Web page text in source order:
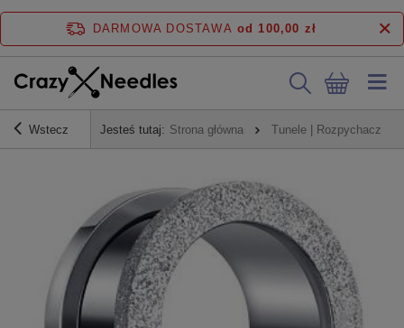
DARMOWA DOSTAWA od 100,00 zł
Wstecz Jesteś tutaj: Strona główna Tunele | Rozpychacze